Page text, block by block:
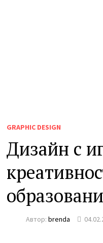
GRAPHIC DESIGN
Дизайн с
Автор:brenda